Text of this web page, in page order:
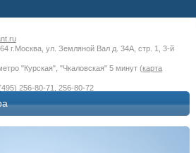
г.Москва, ул. Земляной Вал д. 34А, стр. 1, 3-й
"Курская", "Чкаловская" 5 минут (карта
256-80-71, 256-80-72